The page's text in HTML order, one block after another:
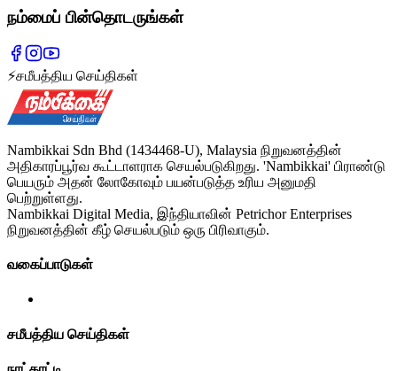
நம்மைப் பின்தொடருங்கள்
⚡சமீபத்திய செய்திகள்
Nambikkai Sdn Bhd (1434468-U), Malaysia நிறுவனத்தின்
அதிகாரப்பூர்வ கூட்டாளராக செயல்படுகிறது. 'Nambikkai' பிராண்டு
பெயரும் அதன் லோகோவும் பயன்படுத்த உரிய அனுமதி
பெற்றுள்ளது.
Nambikkai Digital Media, இந்தியாவின் Petrichor Enterprises
நிறுவனத்தின் கீழ் செயல்படும் ஒரு பிரிவாகும்.
வகைப்பாடுகள்
சமீபத்திய செய்திகள்